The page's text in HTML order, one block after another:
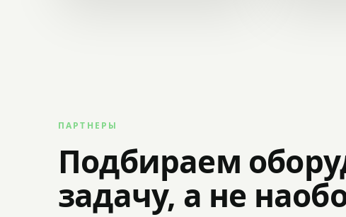
ПАРТНЕРЫ
Подбираем
задачу, а не